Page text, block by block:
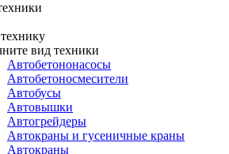
вид техники
Автобетононасосы
Авто­бетоно­смесители
Автобусы
Автовышки
Автогрейдеры
Автокраны и гусеничные краны
Автокраны